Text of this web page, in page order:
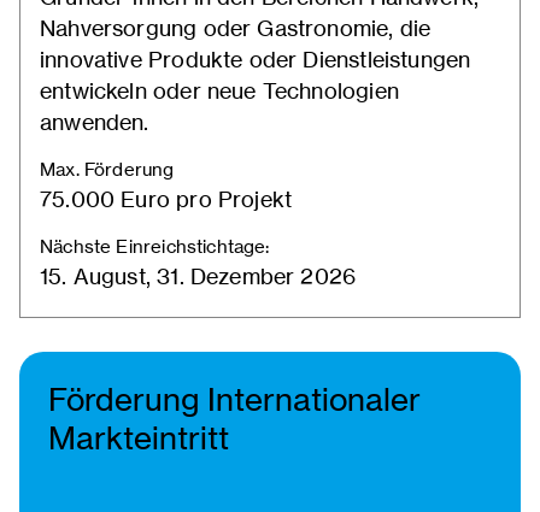
Nahversorgung oder Gastronomie, die
innovative Produkte oder Dienstleistungen
entwickeln oder neue Technologien
anwenden.
Max. Förderung
75.000 Euro pro Projekt
Nächste Einreichstichtage:
15. August, 31. Dezember 2026
Förderung Internationaler
Markteintritt